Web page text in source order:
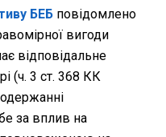
БЕБ повідомлено
вигоди
відповідальне
(ч. 3 ст. 368 КК
за вплив на